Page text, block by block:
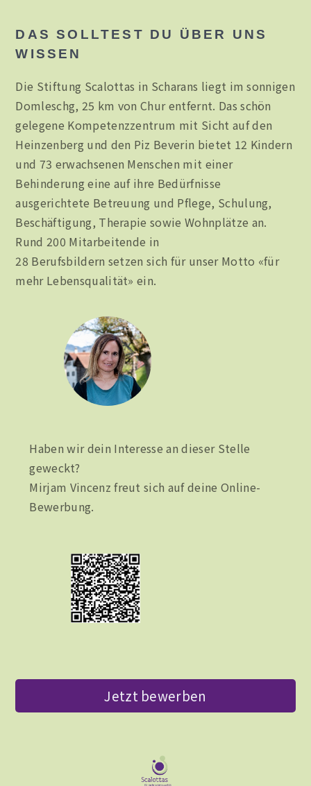
DAS SOLLTEST DU ÜBER UNS
WISSEN
Die Stiftung Scalottas in Scharans liegt im sonnigen
Domleschg, 25 km von Chur entfernt. Das schön
gelegene Kompetenzzentrum mit Sicht auf den
Heinzenberg und den Piz Beverin bietet 12 Kindern
und 73 erwachsenen Menschen mit einer
Behinderung eine auf ihre Bedürfnisse
ausgerichtete Betreuung und Pflege, Schulung,
Beschäftigung, Therapie sowie Wohnplätze an.
Rund 200 Mitarbeitende in
28 Berufsbildern setzen sich für unser Motto «für
mehr Lebensqualität» ein.
Haben wir dein Interesse an dieser Stelle
geweckt?
Mirjam Vincenz freut sich auf deine Online-
Bewerbung.
Jetzt bewerben